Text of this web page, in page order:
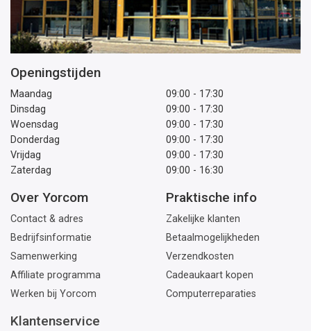
Openingstijden
Maandag
09:00 - 17:30
Dinsdag
09:00 - 17:30
Woensdag
09:00 - 17:30
Donderdag
09:00 - 17:30
Vrijdag
09:00 - 17:30
Zaterdag
09:00 - 16:30
Over Yorcom
Contact & adres
Bedrijfsinformatie
Samenwerking
Affiliate programma
Werken bij Yorcom
Praktische info
Zakelijke klanten
Betaalmogelijkheden
Verzendkosten
Cadeaukaart kopen
Computerreparaties
Klantenservice